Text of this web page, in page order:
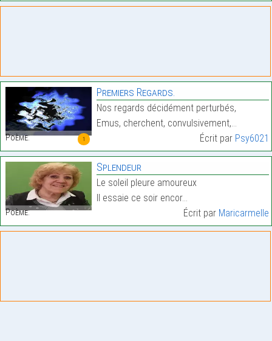
1
Poème:
Premiers Regards.
Nos regards décidément perturbés,
Emus, cherchent, convulsivement,…
Écrit par Psy6021
Poème:
Splendeur
Le soleil pleure amoureux
Il essaie ce soir encor…
Écrit par Maricarmelle